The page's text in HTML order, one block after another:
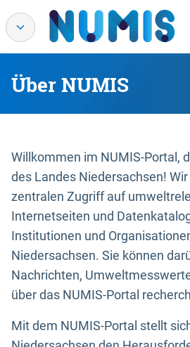
Über NUMIS
Willkommen im NUMIS-Portal,
des Landes Niedersachsen!
zentralen Zugriff auf
Internetseiten und
Institutionen und
Niedersachsen. Sie können
Nachrichten,
über das NUMIS-Portal
Mit dem NUMIS-Portal stellt